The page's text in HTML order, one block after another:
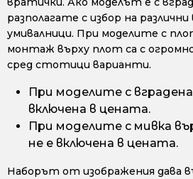
разполагате с избор на
умивалници. При моделите с
монтаж върху плот са с огромно
сред стотици варианти.
При моделите с
включена в цената.
При моделите с мивка
не е включена в цената.
Наборът от изображения дава